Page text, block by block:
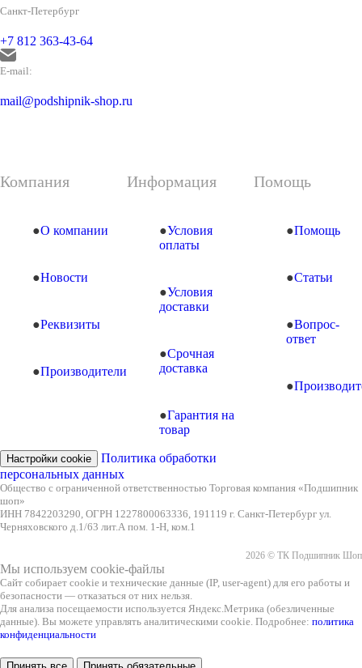
Санкт-Петербург
+7 812 363-43-64
E-mail:
mail@podshipnik-shop.ru
Компания
О компании
Новости
Реквизиты
Производители
Информация
Условия
оплаты
Условия
доставки
Срочная
доставка
Гарантия на
товар
Помощь
Помощь
Статьи
Вопрос-
ответ
Настройки cookie
Политика обработки
персональных данных
Общество с ограниченной ответственностью Торговая компания «Подшипник
шоп»
ИНН 7842203290, ОГРН 1227800063336, 191119 г. Санкт-Петербург ул.
Черняховского д.1/63 лит.А пом. 1-Н, ком.1
2026 © ТК Подшипник Шоп
Мы используем cookie-файлы
Сайт собирает cookie и технические данные (IP, user-agent) для его работы и
безопасности — отказаться от них нельзя.
Для анализа посещаемости используется Яндекс.Метрика (обезличенные
данные). Вы можете управлять аналитическими cookie. Подробнее: политика
конфиденциальности